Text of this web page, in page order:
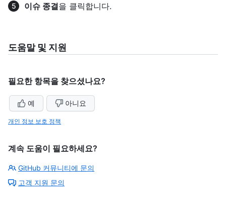
이슈 종결을 클릭합니다.
도움말 및 지원
필요한 항목을 찾으셨나요?
예 아니요
개인 정보 보호 정책
계속 도움이 필요하세요?
GitHub 커뮤니티에 문의
고객 지원 문의